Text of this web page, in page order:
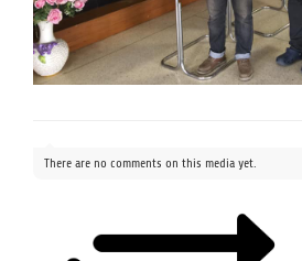
There are no comments on this media yet.